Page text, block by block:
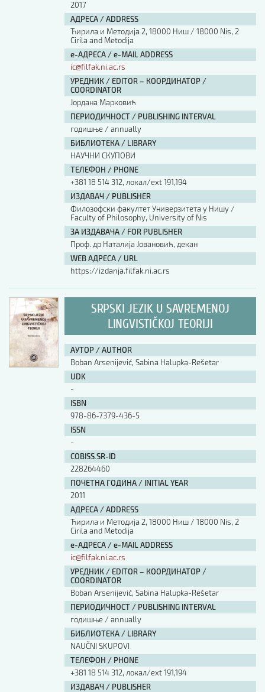
2017
АДРЕСА / ADDRESS
Ћирила и Методија 2, 18000 Ниш / 18000 Nis, 2
Cirila and Metodija
е-АДРЕСА / e-MAIL ADDRESS
ic@filfak.ni.ac.rs
УРЕДНИК / EDITOR – КООРДИНАТОР /
COORDINATOR
Јордана Марковић
ПЕРИОДИЧНОСТ / PUBLISHING INTERVAL
годишње / annually
БИБЛИОТЕКА / LIBRARY
НАУЧНИ СКУПОВИ
ТЕЛЕФОН / PHONE
+381 18 514 312, локал/ext 191,194
ИЗДАВАЧ / PUBLISHER
Филозофски факултет Универзитета у Нишу /
Faculty of Philosophy, University of Nis
ЗА ИЗДАВАЧА / FOR PUBLISHER
Проф. др Наталија Јовановић, декан
WEB АДРЕСА / URL
https://izdanja.filfak.ni.ac.rs
SRPSKI JEZIK U SAVREMENOJ
LINGVISTIČKOJ TEORIJI
АУТОР / AUTHOR
Boban Arsenijević, Sabina Halupka-Rešetar
UDK
-
ISBN
978-86-7379-436-5
ISSN
-
COBISS.SR-ID
228264460
ПОЧЕТНА ГОДИНА / INITIAL YEAR
2011
АДРЕСА / ADDRESS
Ћирила и Методија 2, 18000 Ниш / 18000 Nis, 2
Cirila and Metodija
е-АДРЕСА / e-MAIL ADDRESS
ic@filfak.ni.ac.rs
УРЕДНИК / EDITOR – КООРДИНАТОР /
COORDINATOR
Boban Arsenijević, Sabina Halupka-Rešetar
ПЕРИОДИЧНОСТ / PUBLISHING INTERVAL
годишње / annually
БИБЛИОТЕКА / LIBRARY
NAUČNI SKUPOVI
ТЕЛЕФОН / PHONE
+381 18 514 312, локал/ext 191,194
ИЗДАВАЧ / PUBLISHER